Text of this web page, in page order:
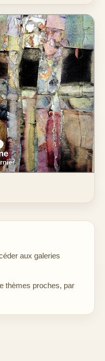
aux galeries
thèmes proches, par